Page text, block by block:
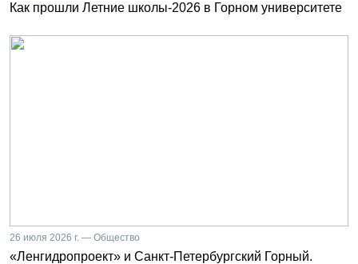
Как прошли Летние школы-2026 в Горном университете
26 июля 2026 г. — Общество
«Ленгидропроект» и Санкт-Петербургский Горный.